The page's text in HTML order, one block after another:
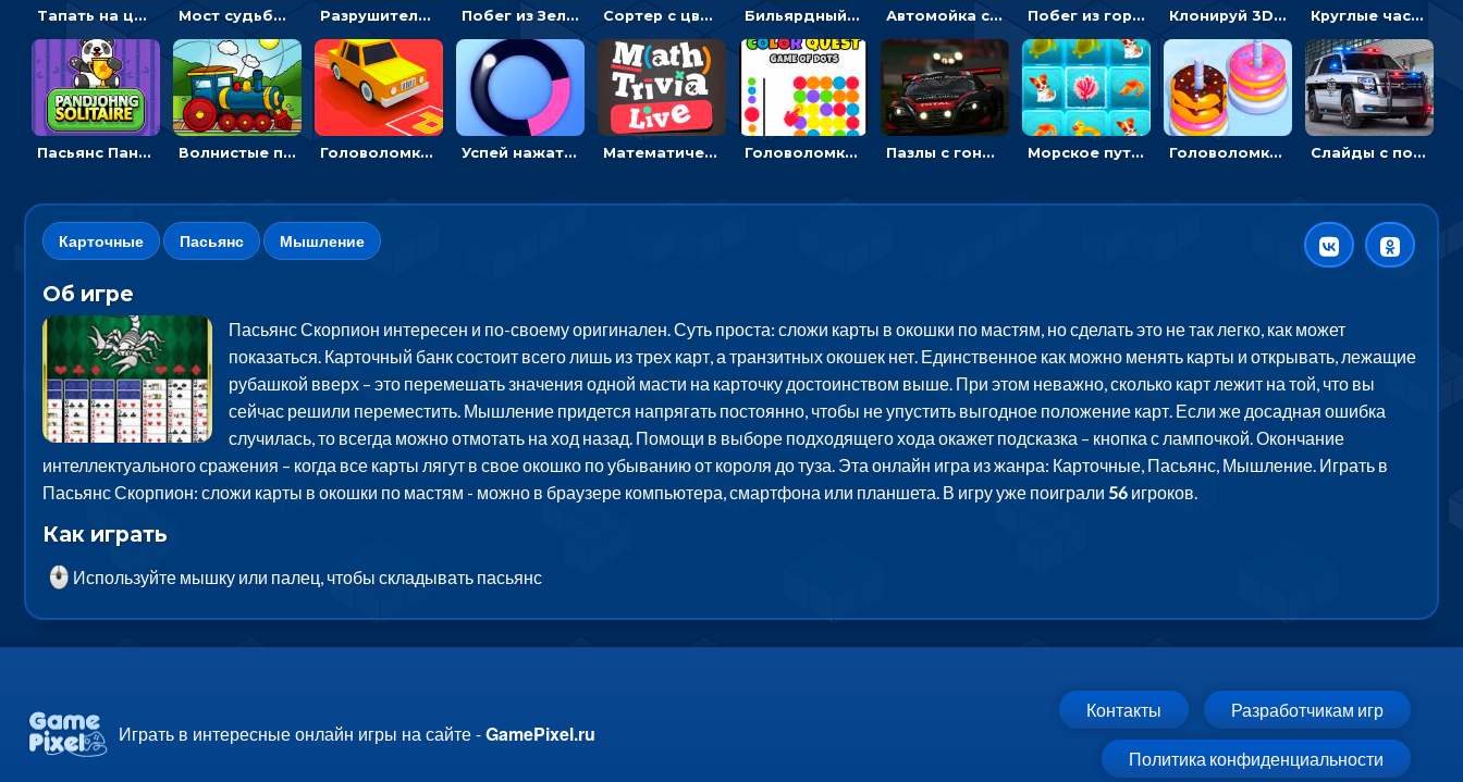
Тапать на цветные точки, чтобы взрывать одинаковые - три в ряд Мост судьбы: прыгать по платформам и бить молотом орков Разрушитель фруктов: стрелять ягодами по ананасам Побег из Зеленого парка: решай ребусы, чтобы выбраться на свободу Сортер с цветными шариками: размещать в колбах по цвету Бильярдный пул: стрелять шариками, чтобы взрывать одинаковые Автомойка со скрытыми звездами: ищи на время Побег из горной деревни: решай головоломки, чтобы открыть ворота Клонируй 3D шарики и сливай их в воронку Круглые часы: ловить цветную стрелку в одинаковом участке циферблата
Пасьянс Панджонг: собирать карты по порядку, чтобы очистить поле Волнистые пазлы с транспортом: собирай картинку из частей Головоломка Парк-стоянка: рисовать линии, чтобы парковать машины Успей нажать: кликай, чтобы попасть в цветной сектор круга Математическая викторина мультиплеер: решать примеры на время Головоломка Цветной квест: тапай по цветным точкам и перекрашивай поле Пазлы с гоночными автомобилями: собери свой болид по частям Морское путешествие: двигай блоки, чтобы соединять одинаковые по три в ря Головоломка Сортер пончиков: двигать и соединять по цвету Слайды с полицейскими машинами: перемещать пазлы, чтобы собрать картинку
Карточные Пасьянс Мышление
Об игре
Пасьянс Скорпион интересен и по-своему оригинален. Суть проста: сложи карты в окошки по мастям, но сделать это не так легко, как может
показаться. Карточный банк состоит всего лишь из трех карт, а транзитных окошек нет. Единственное как можно менять карты и открывать, лежащие
рубашкой вверх – это перемешать значения одной масти на карточку достоинством выше. При этом неважно, сколько карт лежит на той, что вы
сейчас решили переместить. Мышление придется напрягать постоянно, чтобы не упустить выгодное положение карт. Если же досадная ошибка
случилась, то всегда можно отмотать на ход назад. Помощи в выборе подходящего хода окажет подсказка – кнопка с лампочкой. Окончание
интеллектуального сражения – когда все карты лягут в свое окошко по убыванию от короля до туза. Эта онлайн игра из жанра: Карточные, Пасьянс, Мышление. Играть в
Пасьянс Скорпион: сложи карты в окошки по мастям - можно в браузере компьютера, смартфона или планшета. В игру уже поиграли 56игроков.
Как играть
Используйте мышку или палец, чтобы складывать пасьянс
Играть в интересные онлайн игры на сайте -GamePixel.ru
Контакты Разработчикам игр
Политика конфиденциальности